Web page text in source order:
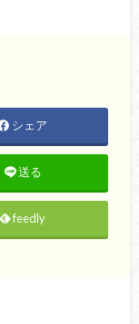
シェア
送る
feedly